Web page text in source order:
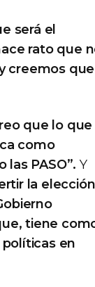
será el
rato que
creemos que
que lo que
como
PASO”. Y
la elección
tiene
en